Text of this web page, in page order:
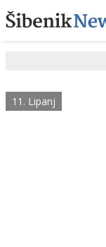
11. Lipanj